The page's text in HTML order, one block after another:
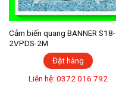
Cảm biến quang BANNER S18-
2VPDS-2M
Đặt hàng
Liên hệ: 0372 016 792